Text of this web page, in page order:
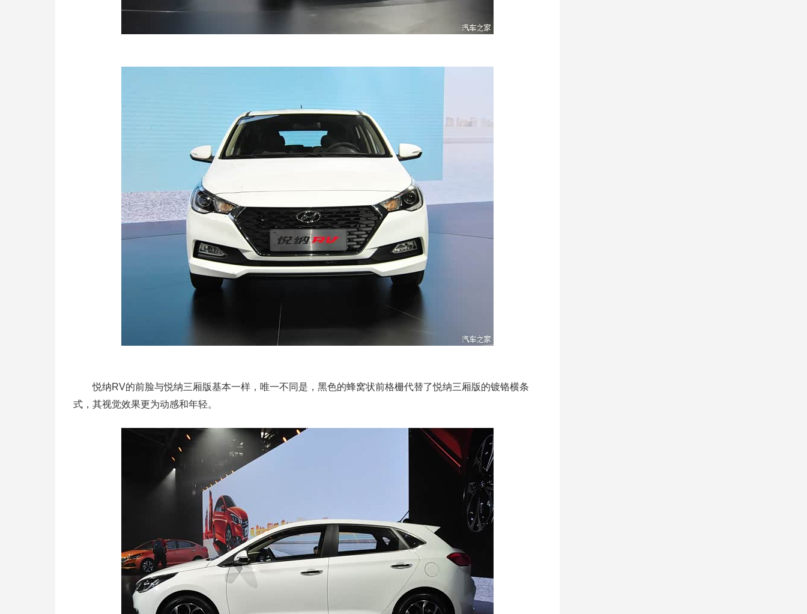
悦纳RV的前脸与悦纳三厢版基本一样，唯一不同是，黑色的蜂窝状前格栅代替了悦纳三厢版的镀铬横条
式，其视觉效果更为动感和年轻。